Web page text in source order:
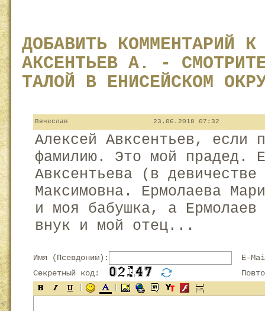
ДОБАВИТЬ КОММЕНТАРИЙ
АКСЕНТЬЕВ А. -
ТАЛОЙ В ЕНИСЕЙСКОМ
Вячеслав 23.06.2018 07:32
Алексей Авксентьев, если
фамилию. Это мой прадед.
Авксентьева (в
Максимовна. Ермолаева
и моя бабушка, а Ермолаев
внук и мой отец...
Имя (Псевдоним):
E-
Секретный код: